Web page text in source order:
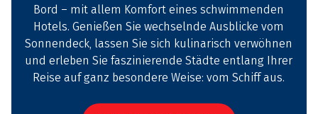
Bord – mit allem Komfort eines schwimmenden
Hotels. Genießen Sie wechselnde Ausblicke vom
Sonnendeck, lassen Sie sich kulinarisch verwöhnen
und erleben Sie faszinierende Städte entlang Ihrer
Reise auf ganz besondere Weise: vom Schiff aus.